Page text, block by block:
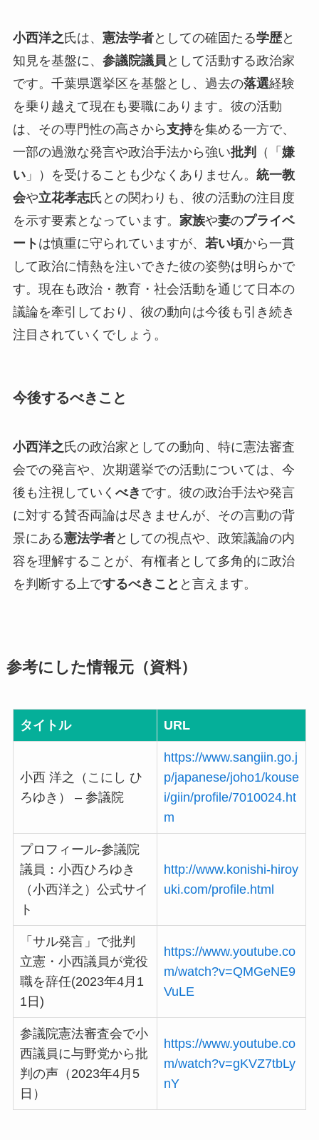
小西洋之氏は、 憲法学者としての確固たる学歴と
知見を基盤に、 参議院議員 として活動する政治家
です。千葉県選挙区を基盤とし、過去の落選経験
を乗り越えて現在も要職にあります。彼の活動
は、その専門性の高さから支持を集める一方で、
一部の過激な発言や政治手法から強い批判 （「 嫌
い」）を受けることも少なくありません。 統一教
会や立花孝志氏との関わりも、彼の活動の注目度
を示す要素となっています。 家族や妻のプライベ
ート は慎重に守られていますが、 若い頃から一貫
して政治に情熱を注いできた彼の姿勢は明らかで
す。現在も政治・教育・社会活動を通じて日本の
議論を牽引しており、彼の動向は今後も引き続き
注目されていくでしょう。
今後するべきこと
小西洋之 氏の政治家としての動向、特に憲法審査
会での発言や、次期選挙での活動については、今
後も注視していく べき です。彼の政治手法や発言
に対する賛否両論は尽きませんが、その言動の背
景にある憲法学者としての視点や、政策議論の内
容を理解することが、有権者として多角的に政治
を判断する上でするべきこと と言えます。
参考にした情報元（資料）
タイトル URL
小西 洋之（こにし ひ
ろゆき） – 参議院
https://www.sangiin.go.j
p/japanese/joho1/kouse
i/giin/profile/7010024.ht
m
プロフィール-参議院
議員：小西ひろゆき
（小西洋之）公式サイ
ト
http://www.konishi-hiroy
uki.com/profile.html
「サル発言」で批判
立憲・小西議員が党役
職を辞任(2023年4月1
1日)
https://www.youtube.co
m/watch?v=QMGeNE9
VuLE
参議院憲法審査会で小
西議員に与野党から批
判の声（2023年4月5
日）
https://www.youtube.co
m/watch?v=gKVZ7tbLy
nY